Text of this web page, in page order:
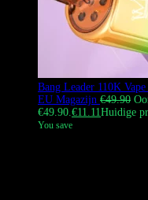
Bang Leader 110K
EU Magazijn €49.90
€49.90.€11.11Huidige
You save